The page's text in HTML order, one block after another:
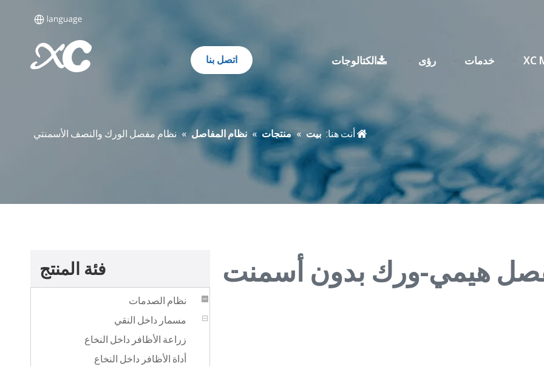
خدمات رؤى الكتالوجات اتصل بنا
أنت هنا: بيت » منتجات » نظام المفاصل » نظام مفصل الورك والنصف الأسمنتي
فئة المنتج
نظام الصدمات
مسمار داخل النقي
زراعة الأظافر داخل النخاع
أداة الأظافر داخل النخاع
هيمي-ورك بدون أسمنت